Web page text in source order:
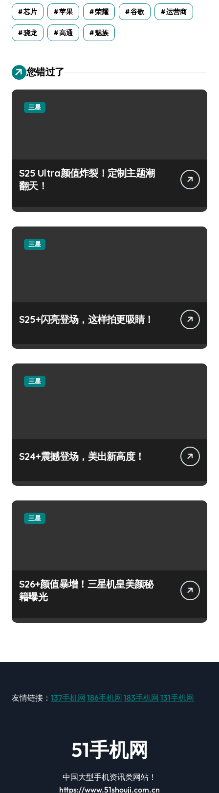
芯片 苹果 荣耀 谷歌 运营商
骁龙 高通 魅族
您错过了
三星
S25 Ultra颜值炸裂！定制主题潮
翻天！
三星
S25+闪亮登场，这样拍更吸睛！
三星
S24+震撼登场，美出新高度！
三星
S26+颜值暴增！三星机皇美颜秘
籍曝光
友情链接： 137手机网 186手机网 183手机网 131手机网
51手机网
中国大型手机资讯类网站！
https://www.51shouji.com.cn